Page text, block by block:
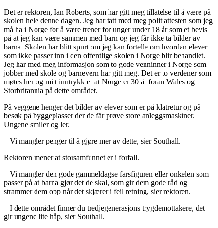
Det er rektoren, Ian Roberts, som har gitt meg tillatelse til å være på
skolen hele denne dagen. Jeg har tatt med meg politiattesten som jeg
må ha i Norge for å være trener for unger under 18 år som et bevis
på at jeg kan være sammen med barn og jeg får ikke ta bilder av
barna. Skolen har blitt spurt om jeg kan fortelle om hvordan elever
som ikke passer inn i den offentlige skolen i Norge blir behandlet.
Jeg har med meg informasjon som to gode venninner i Norge som
jobber med skole og barnevern har gitt meg. Det er to verdener som
møtes her og mitt inntrykk er at Norge er 30 år foran Wales og
Storbritannia på dette området.
På veggene henger det bilder av elever som er på klatretur og på
besøk på byggeplasser der de får prøve store anleggsmaskiner.
Ungene smiler og ler.
– Vi mangler penger til å gjøre mer av dette, sier Southall.
Rektoren mener at storsamfunnet er i forfall.
– Vi mangler den gode gammeldagse farsfiguren eller onkelen som
passer på at barna gjør det de skal, som gir dem gode råd og
strammer dem opp når det skjærer i feil retning, sier rektoren.
– I dette området finner du tredjegenerasjons trygdemottakere, det
gir ungene lite håp, sier Southall.